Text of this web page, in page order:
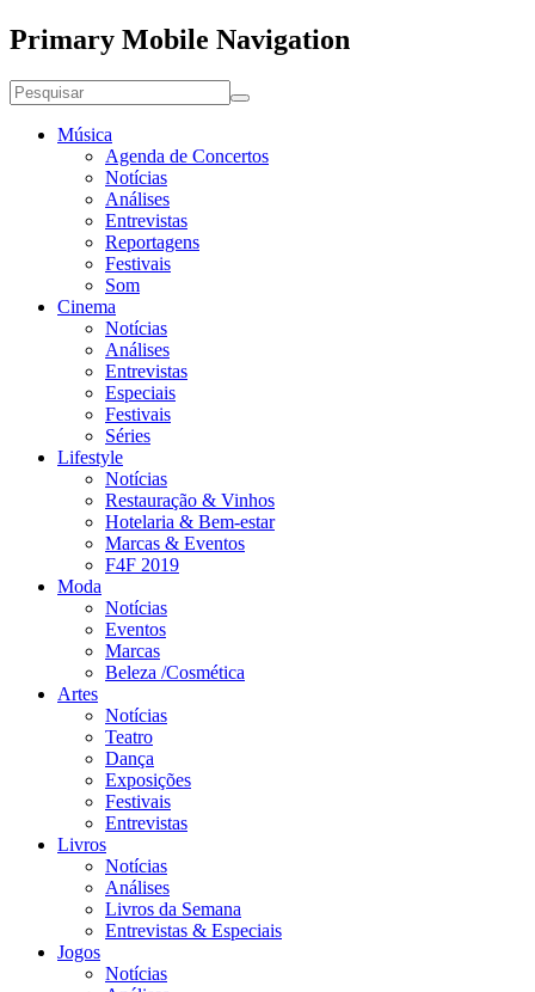
Primary Mobile Navigation
Música
Agenda de Concertos
Notícias
Análises
Entrevistas
Reportagens
Festivais
Som
Cinema
Notícias
Análises
Entrevistas
Especiais
Festivais
Séries
Lifestyle
Notícias
Restauração & Vinhos
Hotelaria & Bem-estar
Marcas & Eventos
F4F 2019
Moda
Notícias
Eventos
Marcas
Beleza /Cosmética
Artes
Notícias
Teatro
Dança
Exposições
Festivais
Entrevistas
Livros
Notícias
Análises
Livros da Semana
Entrevistas & Especiais
Jogos
Notícias